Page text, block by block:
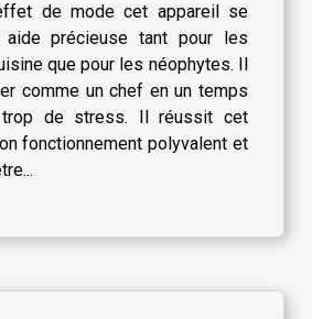
de mode cet appareil se
précieuse tant pour les
que pour les néophytes. Il
comme un chef en un temps
de stress. Il réussit cet
fonctionnement polyvalent et